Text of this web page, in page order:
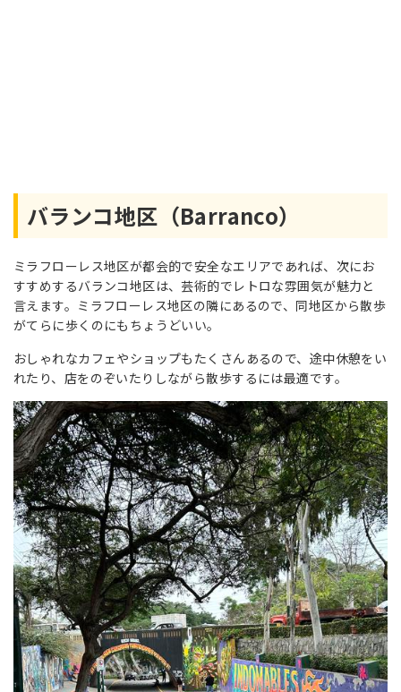
バランコ地区（Barranco）
ミラフローレス地区が都会的で安全なエリアであれば、次にお
すすめするバランコ地区は、芸術的でレトロな雰囲気が魅力と
言えます。ミラフローレス地区の隣にあるので、同地区から散歩
がてらに歩くのにもちょうどいい。
おしゃれなカフェやショップもたくさんあるので、途中休憩をい
れたり、店をのぞいたりしながら散歩するには最適です。